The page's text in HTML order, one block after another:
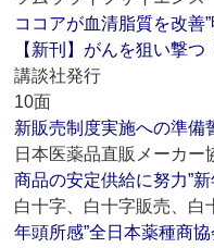
ココアが血清脂質を改善
【新刊】がんを狙い撃つ
講談社発行
10面
新販売制度実施への準備
日本医薬品直販メーカー
商品の安定供給に努力”新
白十字、白十字販売、白
年頭所感”全日本薬種